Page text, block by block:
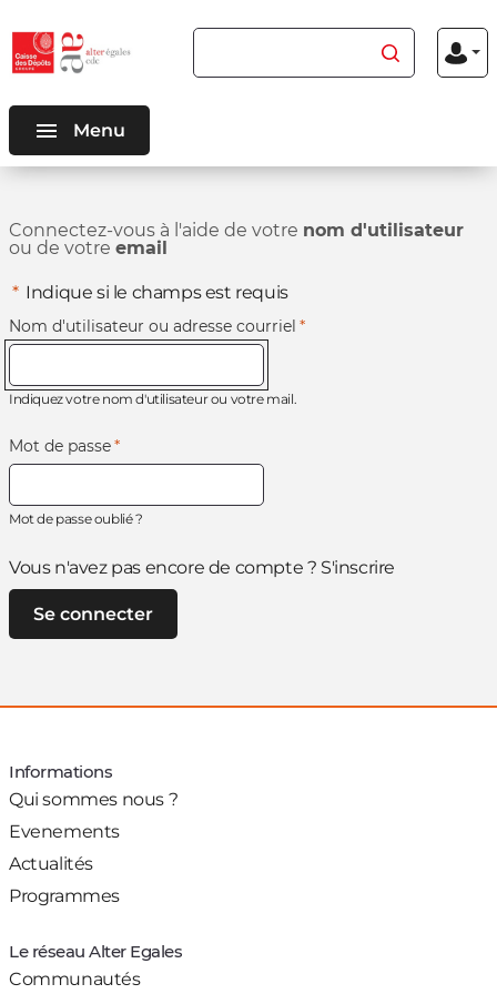
contenu
menu
Rechercher du contenu
Menu
Menu
Connectez-vous à l'aide de votre nom d'utilisateur
ou de votre email
* Indique si le champs est requis
Nom d'utilisateur ou adresse courriel *
Indiquez votre nom d'utilisateur ou votre mail.
Mot de passe*
Mot de passe oublié ?
Vous n'avez pas encore de compte ? S'inscrire
Informations
Qui sommes nous ?
Evenements
Actualités
Programmes
Le réseau Alter Egales
Communautés